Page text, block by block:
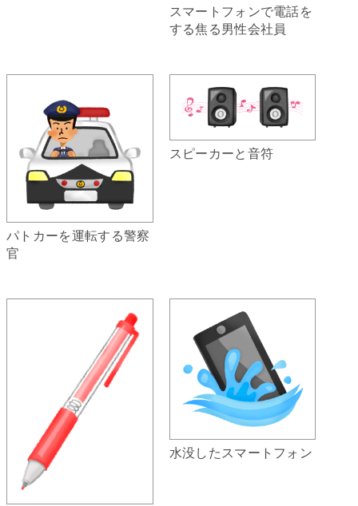
スマートフォンで電話を
する焦る男性会社員
パトカーを運転する警察
官
スピーカーと音符
水没したスマートフォン